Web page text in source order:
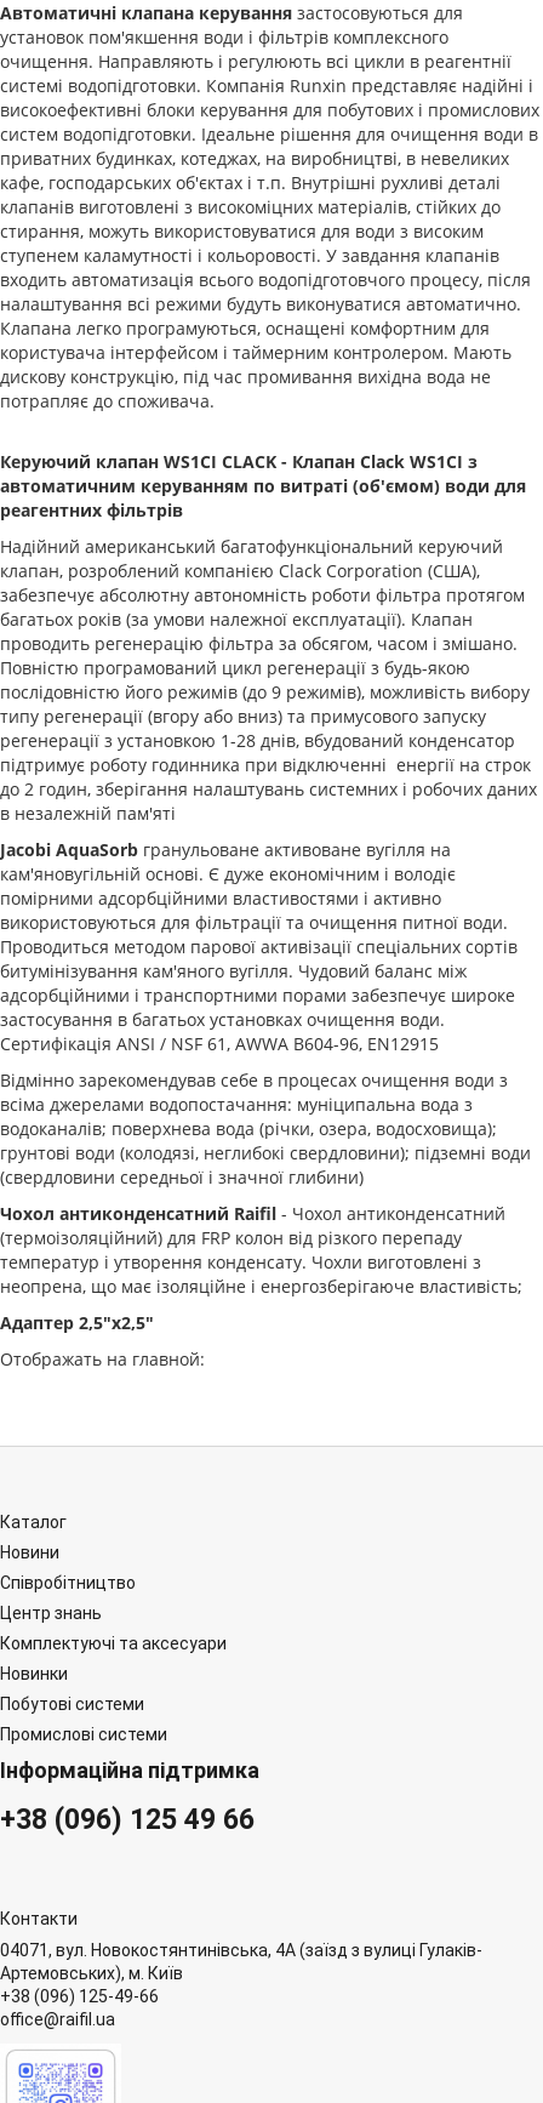
Автоматичні клапана керування застосовуються для
установок пом'якшення води і фільтрів комплексного
очищення. Направляють і регулюють всі цикли в реагентнії
системі водопідготовки. Компанія Runxin представляє надійні і
високоефективні блоки керування для побутових і промислових
систем водопідготовки. Ідеальне рішення для очищення води в
приватних будинках, котеджах, на виробництві, в невеликих
кафе, господарських об'єктах і т.п. Внутрішні рухливі деталі
клапанів виготовлені з високоміцних матеріалів, стійких до
стирання, можуть використовуватися для води з високим
ступенем каламутності і кольоровості. У завдання клапанів
входить автоматизація всього водопідготовчого процесу, після
налаштування всі режими будуть виконуватися автоматично.
Клапана легко програмуються, оснащені комфортним для
користувача інтерфейсом і таймерним контролером. Мають
дискову конструкцію, під час промивання вихідна вода не
потрапляє до споживача.
Керуючий клапан WS1CI CLACK - Клапан Clack WS1CI з
автоматичним керуванням по витраті (об'ємом) води для
реагентних фільтрів
Надійний американський багатофункціональний керуючий
клапан, розроблений компанією Clack Corporation (США),
забезпечує абсолютну автономність роботи фільтра протягом
багатьох років (за умови належної експлуатації). Клапан
проводить регенерацію фільтра за обсягом, часом і змішано.
Повністю програмований цикл регенерації з будь-якою
послідовністю його режимів (до 9 режимів), можливість вибору
типу регенерації (вгору або вниз) та примусового запуску
регенерації з установкою 1-28 днів, вбудований конденсатор
підтримує роботу годинника при відключенні енергії на строк
до 2 годин, зберігання налаштувань системних і робочих даних
в незалежній пам'яті
Jacobi AquaSorb гранульоване активоване вугілля на
кам'яновугільній основі. Є дуже економічним і володіє
помірними адсорбційними властивостями і активно
використовуються для фільтрації та очищення питної води.
Проводиться методом парової активізації спеціальних сортів
битумінізування кам'яного вугілля. Чудовий баланс між
адсорбційними і транспортними порами забезпечує широке
застосування в багатьох установках очищення води.
Сертифікація ANSI / NSF 61, AWWA B604-96, EN12915
Відмінно зарекомендував себе в процесах очищення води з
всіма джерелами водопостачання: муніципальна вода з
водоканалів; поверхнева вода (річки, озера, водосховища);
грунтові води (колодязі, неглибокі свердловини); підземні води
(свердловини середньої і значної глибини)
Чохол антиконденсатний Raifil - Чохол антиконденсатний
(термоізоляційний) для FRP колон від різкого перепаду
температур і утворення конденсату. Чохли виготовлені з
неопрена, що має ізоляційне і енергозберігаюче властивість;
Адаптер 2,5"х2,5"
Отображать на главной:
Каталог
Новини
Співробітництво
Центр знань
Комплектуючі та аксесуари
Новинки
Побутові системи
Промислові системи
Інформаційна підтримка
+38 (096) 125 49 66
Контакти
04071, вул. Новокостянтинівська, 4А (заїзд з вулиці Гулаків-
Артемовських), м. Київ
+38 (096) 125-49-66
office@raifil.ua